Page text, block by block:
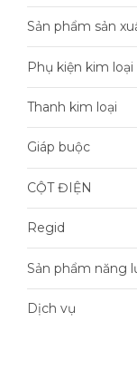
Sản phẩm sản
Phụ kiện kim loại
Thanh kim loại
Giáp buộc
CỘT ĐIỆN
Regid
Sản phẩm năng
Dịch vụ